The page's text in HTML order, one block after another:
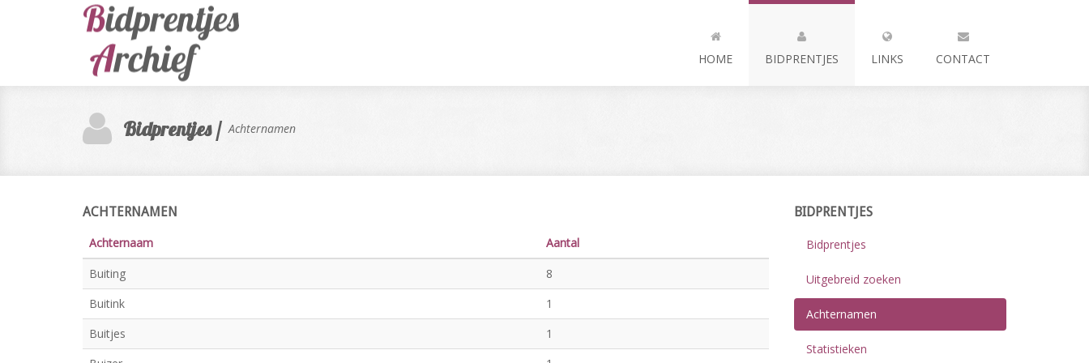
HOME BIDPRENTJES LINKS CONTACT
Bidprentjes / Achternamen
ACHTERNAMEN
Achternaam
Aantal
Buiting
8
Buitink
1
Buitjes
1
BIDPRENTJES
Bidprentjes
Uitgebreid zoeken
Achternamen
Statistieken